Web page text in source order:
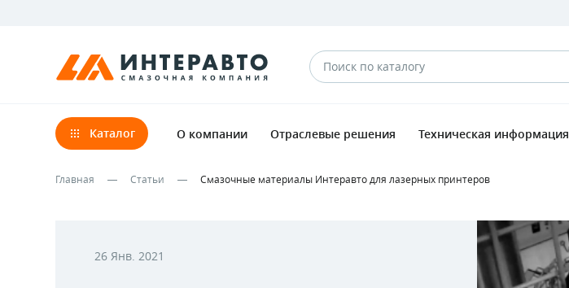
Каталог О компании Отраслевые решения Техническая информация
Главная Статьи Смазочные материалы Интеравто для лазерных принтеров
26 Янв. 2021